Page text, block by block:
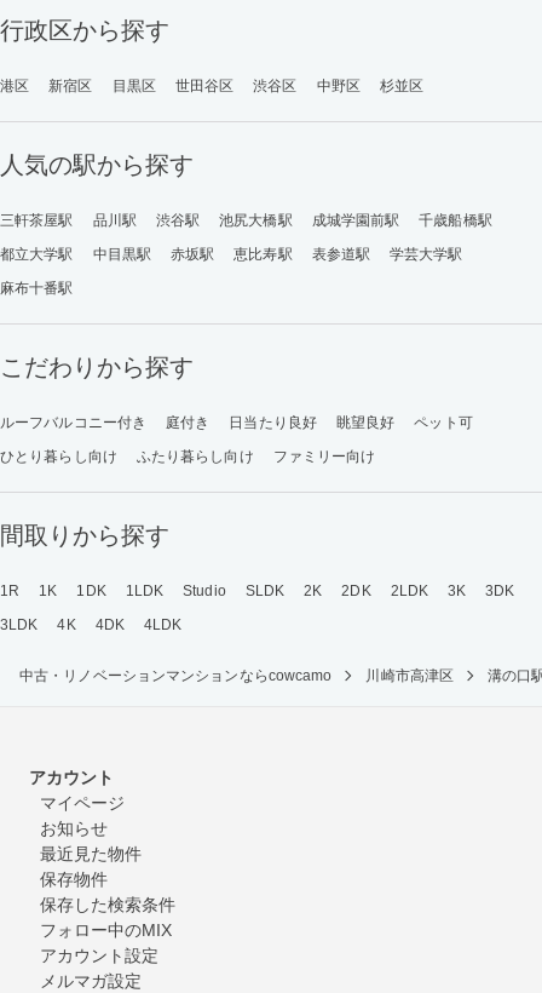
行政区から探す
港区 新宿区 目黒区 世田谷区 渋谷区 中野区 杉並区
人気の駅から探す
三軒茶屋駅 品川駅 渋谷駅 池尻大橋駅 成城学園前駅
千歳船橋駅
都立大学駅
中目黒駅 赤坂駅 恵比寿駅 表参道駅
学芸大学駅
麻布十番駅
こだわりから探す
ルーフバルコニー付き 庭付き 日当たり良好 眺望良好
ペット可
ひとり暮らし向け
ふたり暮らし向け ファミリー向け
間取りから探す
1R 1K 1DK 1LDK Studio SLDK 2K 2DK 2LDK 3K
3DK
3LDK
4K 4DK 4LDK
中古・リノベーションマンションならcowcamo 川崎市高津区 溝の口
アカウント
マイページ
お知らせ
最近見た物件
保存物件
保存した検索条件
フォロー中のMIX
アカウント設定
メルマガ設定